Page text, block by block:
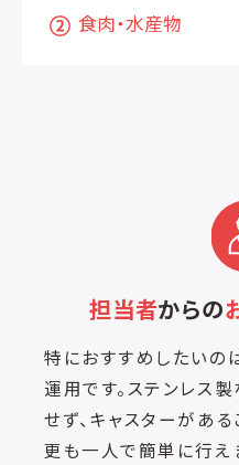
食肉・水産物
担当者からの
特におすすめしたいの
運用です。ステンレス
せず、キャスターがあ
更も一人で簡単に行えま